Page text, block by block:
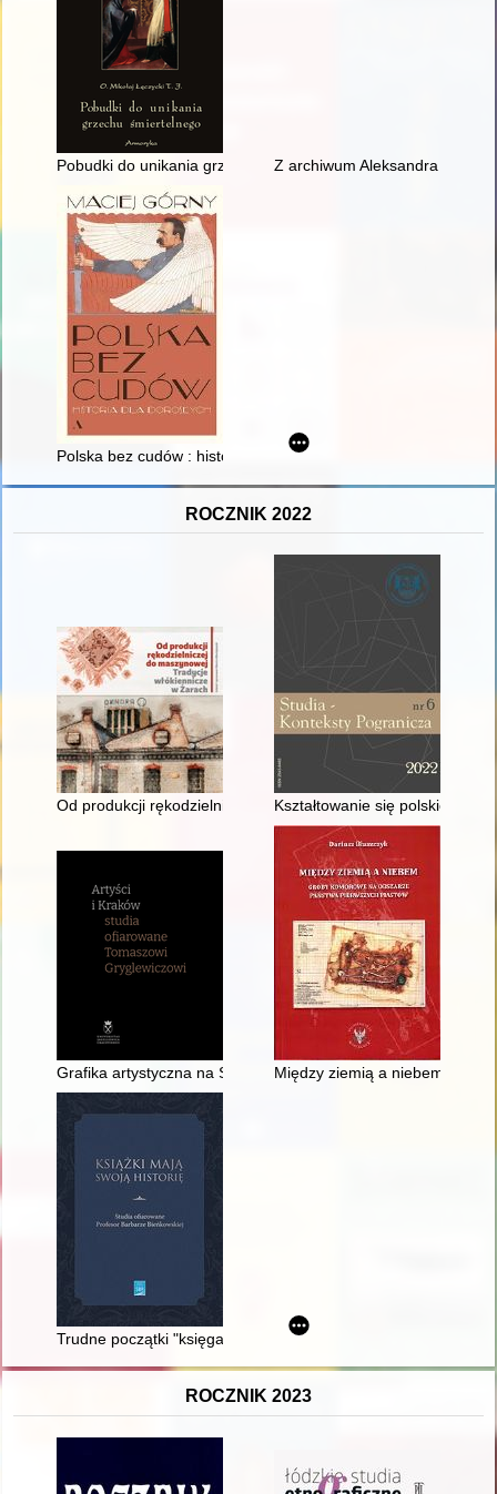
Pobudki do unikania grzechu śmiertelnego i kilka innych
Z archiwum Aleksandra
Polska bez cudów : historia dla dorosłych
ROCZNIK 2022
Od produkcji rękodzielniczej do maszynowej : tradycje
Kształtowanie się polskiej
Grafika artystyczna na Śląsku CieszyńskimMiędzy ziemią a niebem :
Trudne początki "księgarstwa socjalistycznego" : "Dom
ROCZNIK 2023